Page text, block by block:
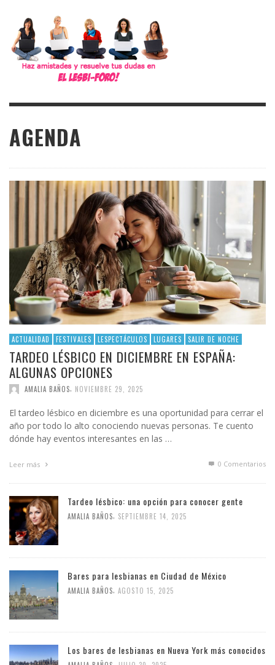
AGENDA
ACTUALIDAD FESTIVALES LESPECTÁCULOS LUGARES SALIR DE NOCHE
TARDEO LÉSBICO EN DICIEMBRE EN ESPAÑA:
ALGUNAS OPCIONES
AMALIA BAÑOS NOVIEMBRE 29, 2025
El tardeo lésbico en diciembre es una oportunidad para cerrar el
año por todo lo alto conociendo nuevas personas. Te cuento
dónde hay eventos interesantes en las …
Leer más 0 Comentarios
Tardeo lésbico: una opción para conocer gente
AMALIA BAÑOS SEPTIEMBRE 14, 2025
Bares para lesbianas en Ciudad de México
AMALIA BAÑOS AGOSTO 15, 2025
Los bares de lesbianas en Nueva York más conocidos